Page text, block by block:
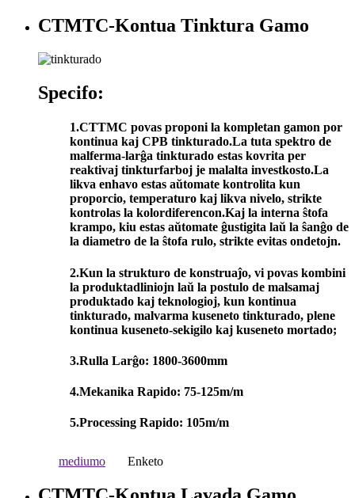
CTMTC-Kontua Tinktura Gamo
Specifo:
1.CTTMC povas proponi la kompletan gamon por
kontinua kaj CPB tinkturado.La tuta spektro de
malferma-larĝa tinkturado estas kovrita per
reaktivaj tinkturfarboj je malalta investkosto.La
likva enhavo estas aŭtomate kontrolita kun
proporcio, temperaturo kaj likva nivelo, strikte
kontrolas la kolordiferencon.Kaj la interna ŝtofa
krampo, kiu estas aŭtomate ĝustigita laŭ la ŝanĝo de
la diametro de la ŝtofa rulo, strikte evitas ondetojn.
2.Kun la strukturo de konstruaĵo, vi povas kombini
la produktadliniojn laŭ la postulo de malsamaj
produktado kaj teknologioj, kun kontinua
tinkturado, malvarma kuseneto tinkturado, plene
kontinua kuseneto-sekigilo kaj kuseneto mortado;
3.Rulla Larĝo: 1800-3600mm
4.Mekanika Rapido: 75-125m/m
5.Processing Rapido: 105m/m
mediumo Enketo